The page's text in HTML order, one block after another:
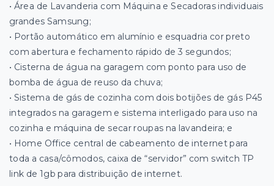
• Área de Lavanderia com Máquina e Secadoras individuais
grandes Samsung;
• Portão automático em alumínio e esquadria cor preto
com abertura e fechamento rápido de 3 segundos;
• Cisterna de água na garagem com ponto para uso de
bomba de água de reuso da chuva;
• Sistema de gás de cozinha com dois botijões de gás P45
integrados na garagem e sistema interligado para uso na
cozinha e máquina de secar roupas na lavandeira; e
• Home Office central de cabeamento de internet para
toda a casa/cômodos, caixa de “servidor” com switch TP
link de 1gb para distribuição de internet.